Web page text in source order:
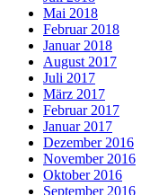
Mai 2018
Februar 2018
Januar 2018
August 2017
Juli 2017
März 2017
Februar 2017
Januar 2017
Dezember 2016
November 2016
Oktober 2016
September 2016